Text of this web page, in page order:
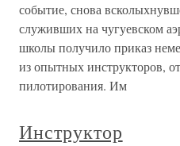
событие, снова
служивших на чугуевском
школы получило приказ
из опытных инструкторов,
пилотирования. Им
Инструктор